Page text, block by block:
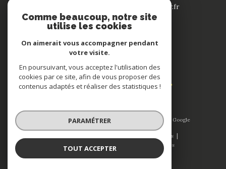
contact-saintandre@rulleau-immobilier.fr
132 rue Nationale
33240 saint-andré de cubzac
Adhérents
© 2026 | Tous droits réservés | Traduction powered by Google
Mentions légales
Admin
Nos liens Politique RGPD Cookies
Comme beaucoup, notre site
utilise les cookies
On aimerait vous accompagner pendant
votre visite.
En poursuivant, vous acceptez l'utilisation des
cookies par ce site, afin de vous proposer des
contenus adaptés et réaliser des statistiques !
PARAMÉTRER
TOUT ACCEPTER